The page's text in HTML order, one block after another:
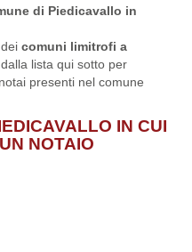
di Piedicavallo in
comuni limitrofi a
lista qui sotto per
presenti nel comune
IN CUI
NOTAIO